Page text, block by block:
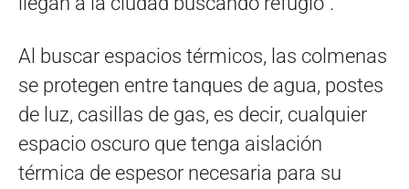
Al buscar espacios térmicos, las colmenas
se protegen entre tanques de agua, postes
de luz, casillas de gas, es decir, cualquier
espacio oscuro que tenga aislación
térmica de espesor necesaria para su